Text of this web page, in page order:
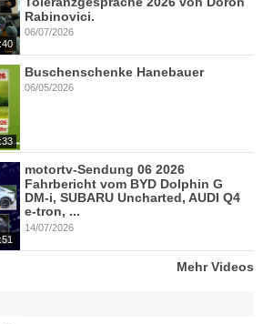
Rabinovici.
06/07/2026
Buschenschenke Hanebauer
06/05/2026
motortv-Sendung 06 2026
Fahrbericht vom BYD Dolphin G
DM-i, SUBARU Uncharted, AUDI Q4
e-tron, ...
14/07/2026
Mehr Videos